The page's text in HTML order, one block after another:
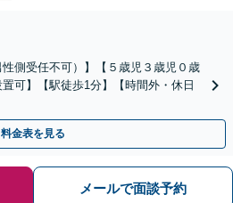
性側受任不可）】【５歳児３歳児０歳
可】【駅徒歩1分】【時間外・休日
料金表を見る
メールで面談予約